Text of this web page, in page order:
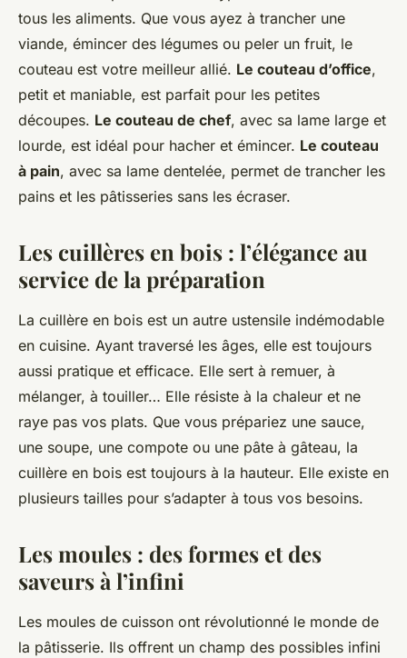
tous les aliments. Que vous ayez à trancher une
viande, émincer des légumes ou peler un fruit, le
couteau est votre meilleur allié. Le couteau d’office,
petit et maniable, est parfait pour les petites
découpes. Le couteau de chef, avec sa lame large et
lourde, est idéal pour hacher et émincer. Le couteau
à pain, avec sa lame dentelée, permet de trancher les
pains et les pâtisseries sans les écraser.
Les cuillères en bois : l’élégance au
service de la préparation
La cuillère en bois est un autre ustensile indémodable
en cuisine. Ayant traversé les âges, elle est toujours
aussi pratique et efficace. Elle sert à remuer, à
mélanger, à touiller… Elle résiste à la chaleur et ne
raye pas vos plats. Que vous prépariez une sauce,
une soupe, une compote ou une pâte à gâteau, la
cuillère en bois est toujours à la hauteur. Elle existe en
plusieurs tailles pour s’adapter à tous vos besoins.
Les moules : des formes et des
saveurs à l’infini
Les moules de cuisson ont révolutionné le monde de
la pâtisserie. Ils offrent un champ des possibles infini